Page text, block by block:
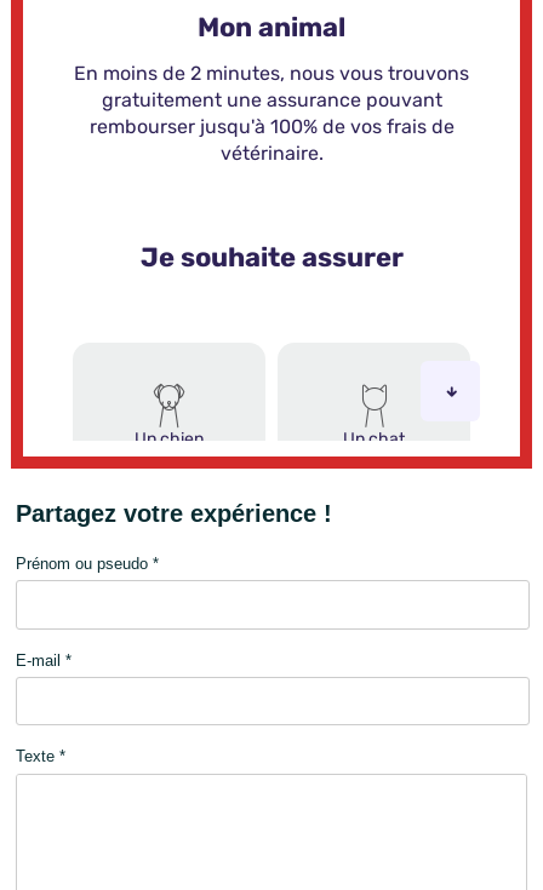
Partagez votre expérience !
Prénom ou pseudo *
E-mail *
Texte *